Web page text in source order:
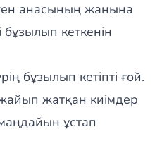
анасының жанына
кеткенін
бұзылып кетіпті ғой.
жатқан киімдер
ұстап